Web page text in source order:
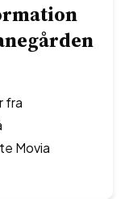
fra
Movia